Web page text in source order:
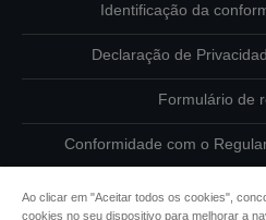
Identificação da
Declaração de
Formulário de
Conformidade com o
Ao clicar em "Aceitar todos os cookies",
cookies no seu dispositivo para melhorar a